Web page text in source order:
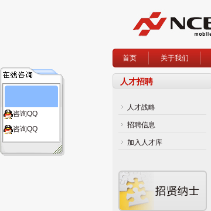
首页 关于我们
咨询QQ
咨询QQ
人才招聘
人才战略
招聘信息
加入人才库